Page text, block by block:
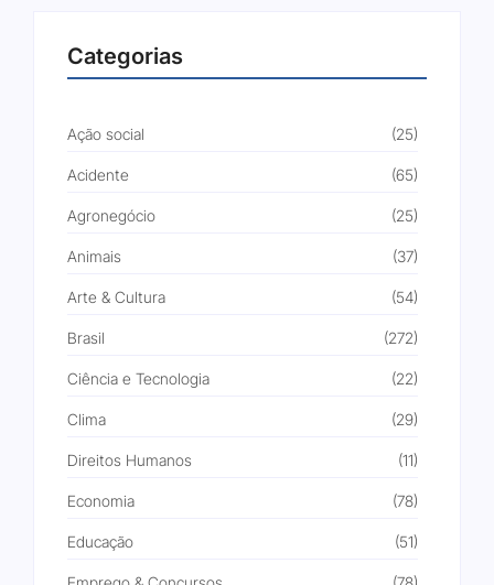
Categorias
Ação social (25)
Acidente (65)
Agronegócio (25)
Animais (37)
Arte & Cultura (54)
Brasil (272)
Ciência e Tecnologia (22)
Clima (29)
Direitos Humanos (11)
Economia (78)
Educação (51)